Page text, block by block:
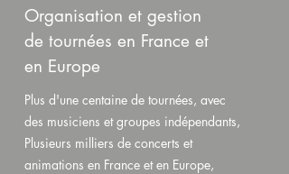
Organisation et gestion
de tournées en France et
en Europe
Plus d'une centaine de tournées, avec
des musiciens et groupes indépendants,
Plusieurs milliers de concerts et
animations en France et en Europe,